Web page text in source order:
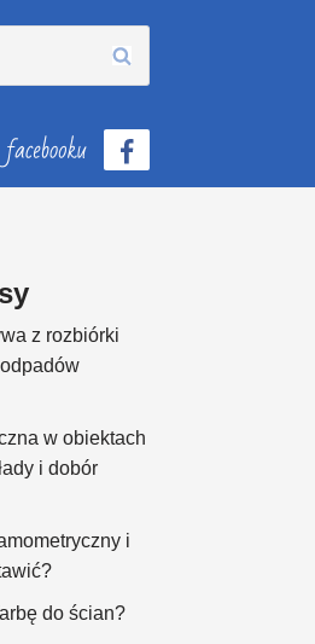
z rozbiórki
w obiektach
i dobór
i
do ścian?